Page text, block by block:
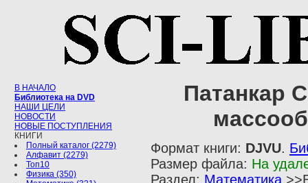
В НАЧАЛО
Библиотека на DVD
НАШИ ЦЕЛИ
НОВОСТИ
НОВЫЕ ПОСТУПЛЕНИЯ
КНИГИ
Полный каталог (2279)
Алфавит (2279)
Топ10
Физика (350)
Патанкар
Формат книги: DJVU.
Размер файла: На
Раздел: Математика